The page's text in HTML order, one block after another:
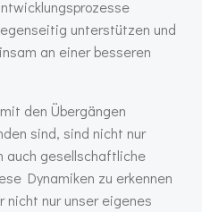
unterstützen und
an einer besseren
den Übergängen
sind, sind nicht nur
auch gesellschaftliche
Dynamiken zu erkennen
nicht nur unser eigenes